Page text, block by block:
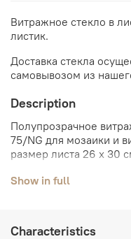
Витражное стекло в
листик.
Доставка стекла
самовывозом из
Description
Полупрозрачное
75/NG для мозаики и
размер листа 26 х 30
Show in full
Characteristics